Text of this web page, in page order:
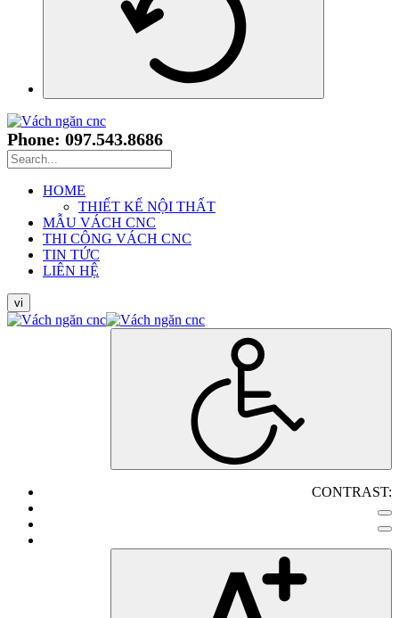
Phone: 097.543.8686
HOME
THIẾT KẾ NỘI THẤT
MẪU VÁCH CNC
THI CÔNG VÁCH CNC
TIN TỨC
LIÊN HỆ
vi
CONTRAST: